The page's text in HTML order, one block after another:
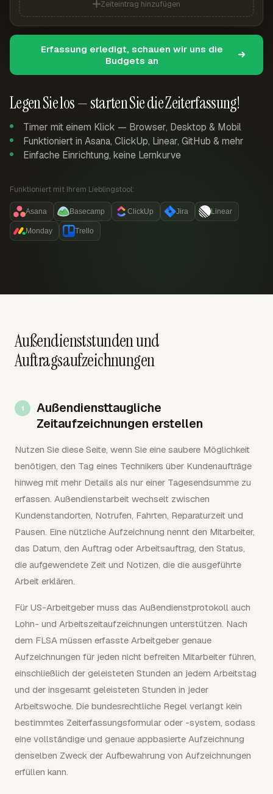
Legen Sie los — starten Sie die Zeiterfassung!
Timer mit einem Klick — Browser, Desktop & Mobil
Funktioniert in Asana, ClickUp, Linear, GitHub & mehr
Einfache Einrichtung, keine Lernkurve
Funktioniert mit Ihrem Lieblingstool:
Asana Basecamp ClickUp Jira Linear
Monday Trello
Zeiteintrag hinzufügen
Erfassung erledigt, schauen wir uns die
Budgets an
Außendienststunden und
Auftragsaufzeichnungen
Außendiensttaugliche
Zeitaufzeichnungen erstellen
Nutzen Sie diese Seite, wenn Sie eine saubere Möglichkeit
benötigen, den Tag eines Technikers über Kundenaufträge
hinweg mit mehr Details als nur einer Tagesendsumme zu
erfassen. Außendienstarbeit wechselt zwischen
Kundenstandorten, Notrufen, Fahrten, Reparaturzeit und
Pausen. Eine nützliche Aufzeichnung nennt den Mitarbeiter,
das Datum, den Auftrag oder Arbeitsauftrag, den Status,
die aufgewendete Zeit und Notizen, die die ausgeführte
Arbeit erklären.
Für US-Arbeitgeber muss das Außendienstprotokoll auch
Lohn- und Arbeitszeitaufzeichnungen unterstützen. Nach
dem FLSA müssen erfasste Arbeitgeber genaue
Aufzeichnungen für jeden nicht befreiten Mitarbeiter führen,
einschließlich der geleisteten Stunden an jedem Arbeitstag
und der insgesamt geleisteten Stunden in jeder
Arbeitswoche. Die bundesrechtliche Regel verlangt kein
bestimmtes Zeiterfassungsformular oder -system, sodass
eine vollständige und genaue appbasierte Aufzeichnung
denselben Zweck der Aufbewahrung von Aufzeichnungen
erfüllen kann.